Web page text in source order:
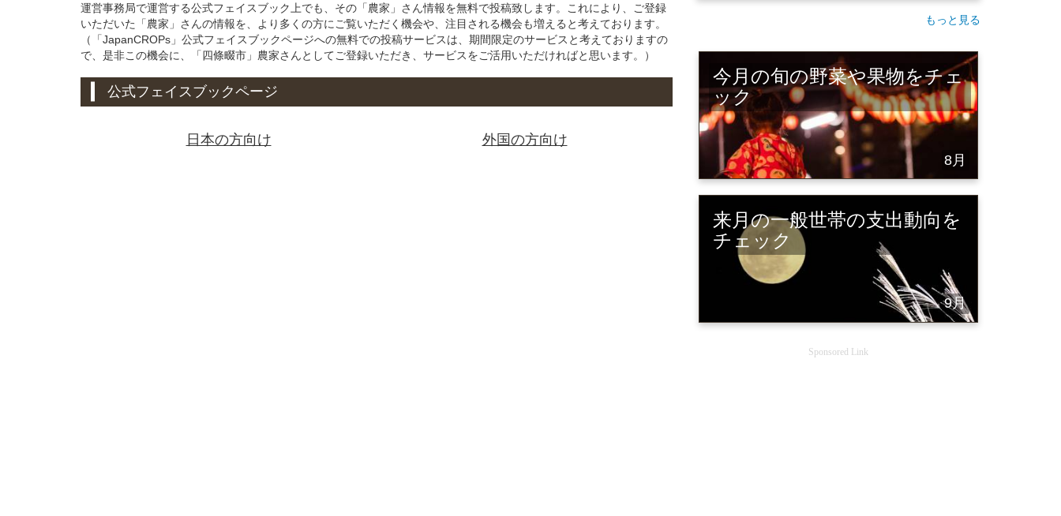
運営事務局で運営する公式フェイスブック上でも、その「農家」さん情報を無料で投稿致します。これにより、ご登録
いただいた「農家」さんの情報を、より多くの方にご覧いただく機会や、注目される機会も増えると考えております。
（「JapanCROPs」公式フェイスブックページへの無料での投稿サービスは、期間限定のサービスと考えておりますの
で、是非この機会に、「四條畷市」農家さんとしてご登録いただき、サービスをご活用いただければと思います。）
公式フェイスブックページ
日本の方向け 外国の方向け
もっと見る
今月の旬の野菜や果物をチェ
ック
8月
来月の一般世帯の支出動向を
チェック
9月
Sponsored Link